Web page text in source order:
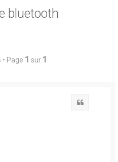
bluetooth
Page 1 sur 1